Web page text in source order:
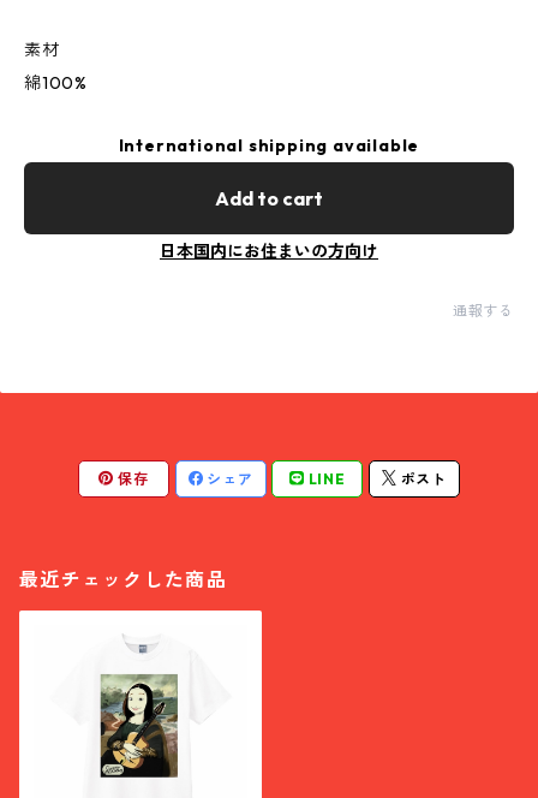
素材
綿100%
International shipping available
Add to cart
日本国内にお住まいの方向け
通報する
保存 シェア LINE ポスト
最近チェックした商品